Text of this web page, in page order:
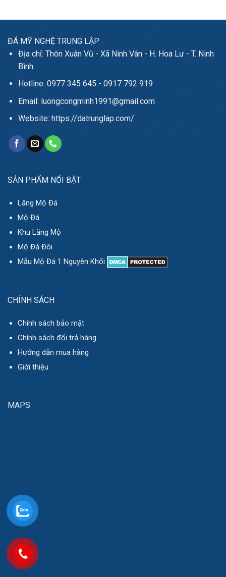
ĐÁ MỸ NGHỆ TRUNG LẬP
Địa chỉ: Thôn Xuân Vũ - Xã Ninh Vân - H. Hoa Lư - T. Ninh
Bình
Hotline: 0977 345 645 - 0917 792 919
Email: luongcongminh1991@gmail.com
Website: https://datrunglap.com/
SẢN PHẨM NỔI BẬT
Lăng Mộ Đá
Mộ Đá
Khu Lăng Mộ
Mộ Đá Đôi
Mẫu Mộ Đá 1 Nguyên Khối
CHÍNH SÁCH
Chính sách bảo mật
Chính sách đổi trả hàng
Hướng dẫn mua hàng
Giới thiệu
MAPS